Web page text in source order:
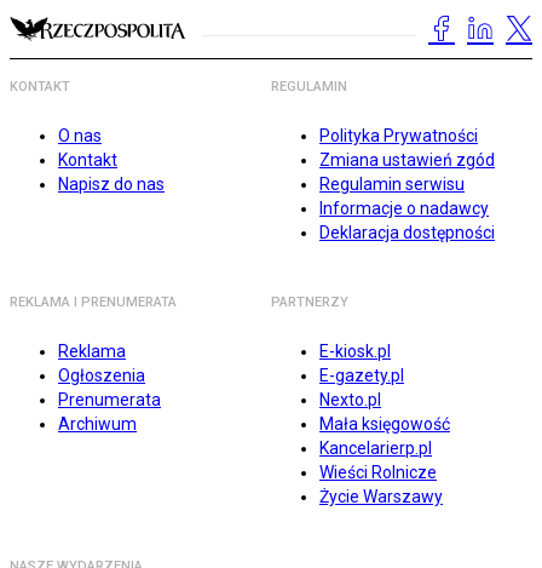
KONTAKT
O nas
Kontakt
Napisz do nas
REGULAMIN
Polityka Prywatności
Zmiana ustawień zgód
Regulamin serwisu
Informacje o nadawcy
Deklaracja dostępności
REKLAMA I PRENUMERATA
Reklama
Ogłoszenia
Prenumerata
Archiwum
PARTNERZY
E-kiosk.pl
E-gazety.pl
Nexto.pl
Mała księgowość
Kancelarierp.pl
Wieści Rolnicze
Życie Warszawy